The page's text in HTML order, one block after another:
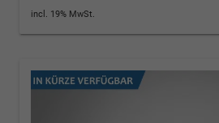
incl. 19% MwSt.